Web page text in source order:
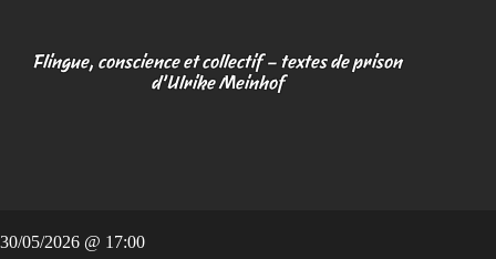
Flingue, conscience et collectif – textes de prison
d’Ulrike Meinhof
30/05/2026 @ 17:00